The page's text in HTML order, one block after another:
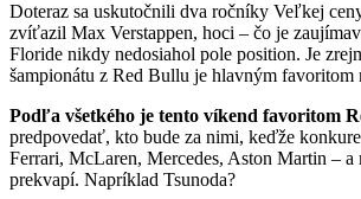
Doteraz sa uskutočnili dva ročníky Veľkej
zvíťazil Max Verstappen, hoci – čo je
Floride nikdy nedosiahol pole position. Je
šampionátu z Red Bullu je hlavným favoritom
Podľa všetkého je tento víkend favoritom
predpovedať, kto bude za nimi, keďže
Ferrari, McLaren, Mercedes, Aston Martin – a
prekvapí. Napríklad Tsunoda?